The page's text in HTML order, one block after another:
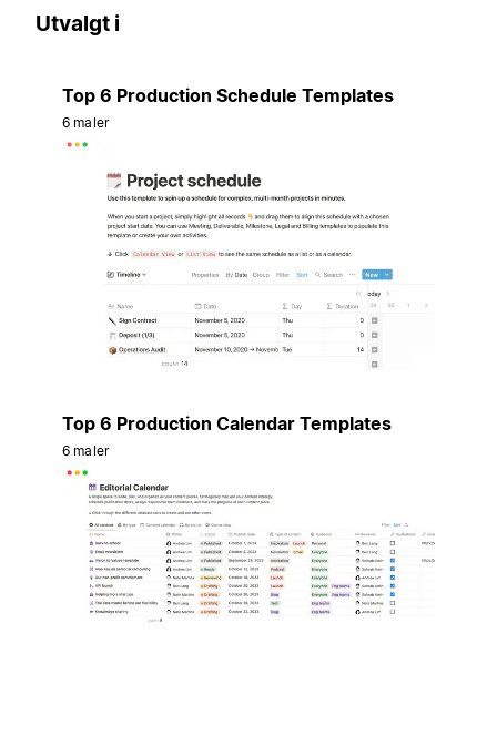
Utvalgt i
Top 6 Production Schedule Templates
6 maler
Top 6 Production Calendar Templates
6 maler